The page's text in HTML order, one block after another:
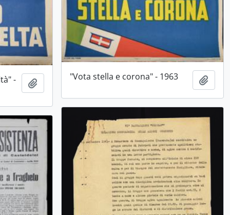
"Vota stella e corona" - 1963
-
Aggiungi all'area di lavoro